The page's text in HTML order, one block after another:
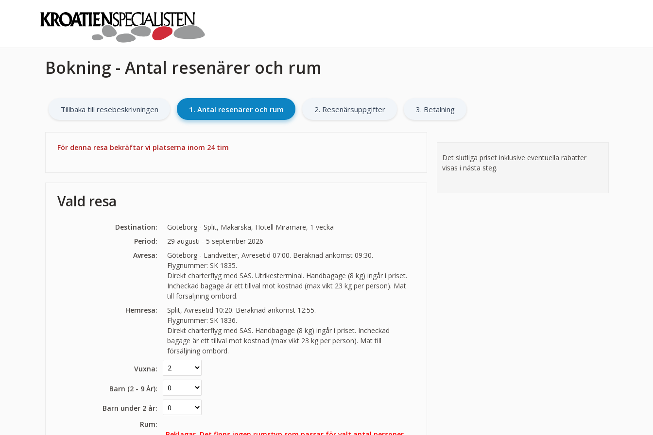
Bokning - Antal resenärer och rum
Tillbaka till resebeskrivningen 1. Antal resenärer och rum 2. Resenärsuppgifter 3. Betalning
För denna resa bekräftar vi platserna inom 24 tim
Vald resa
Destination:
Göteborg - Split, Makarska, Hotell Miramare, 1 vecka
Period:
29 augusti - 5 september 2026
Avresa:
Göteborg - Landvetter, Avresetid 07:00. Beräknad ankomst 09:30.
Flygnummer: SK 1835.
Direkt charterflyg med SAS. Utrikesterminal. Handbagage (8 kg) ingår i priset.
Incheckad bagage är ett tillval mot kostnad (max vikt 23 kg per person). Mat
till försäljning ombord.
Hemresa:
Split, Avresetid 10:20. Beräknad ankomst 12:55.
Flygnummer: SK 1836.
Direkt charterflyg med SAS. Handbagage (8 kg) ingår i priset. Incheckad
bagage är ett tillval mot kostnad (max vikt 23 kg per person). Mat till
försäljning ombord.
Vuxna:
Barn (2 - 9 År):
Barn under 2 år:
Rum:
Det slutliga priset inklusive eventuella rabatter
visas i nästa steg.